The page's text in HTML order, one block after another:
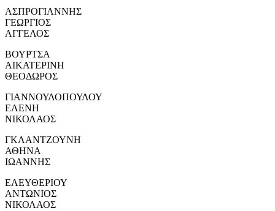
ΑΣΠΡΟΓΙΑΝΝΗΣ
ΓΕΩΡΓΙΟΣ
ΑΓΓΕΛΟΣ
ΒΟΥΡΤΣΑ
ΑΙΚΑΤΕΡΙΝΗ
ΘΕΟΔΩΡΟΣ
ΓΙΑΝΝΟΥΛΟΠΟΥΛΟΥ
ΕΛΕΝΗ
ΝΙΚΟΛΑΟΣ
ΓΚΛΑΝΤΖΟΥΝΗ
ΑΘΗΝΑ
ΙΩΑΝΝΗΣ
ΕΛΕΥΘΕΡΙΟΥ
ΑΝΤΩΝΙΟΣ
ΝΙΚΟΛΑΟΣ